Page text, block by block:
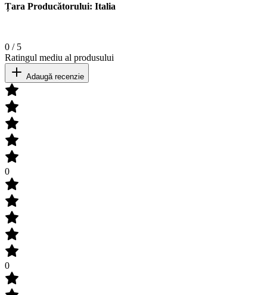
Țara Producătorului: Italia
0 / 5
Ratingul mediu al produsului
Adaugă recenzie
0
0